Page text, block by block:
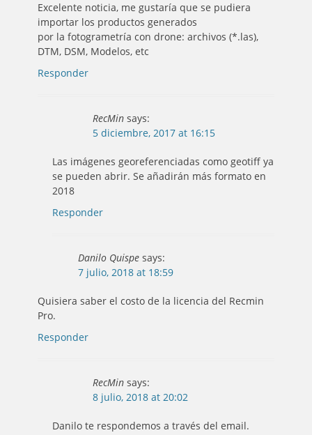
Excelente noticia, me gustaría que se pudiera
importar los productos generados
por la fotogrametría con drone: archivos (*.las),
DTM, DSM, Modelos, etc
Responder
RecMin says:
5 diciembre, 2017 at 16:15
Las imágenes georeferenciadas como geotiff ya
se pueden abrir. Se añadirán más formato en
2018
Responder
Danilo Quispe says:
7 julio, 2018 at 18:59
Quisiera saber el costo de la licencia del Recmin
Pro.
Responder
RecMin says:
8 julio, 2018 at 20:02
Danilo te respondemos a través del email.